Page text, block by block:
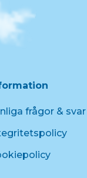
frågor & svar